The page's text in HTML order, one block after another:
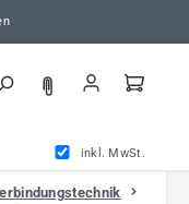
inkl. MwSt.